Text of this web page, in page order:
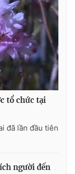
tổ chức tại
đã lần đầu tiên
người đến